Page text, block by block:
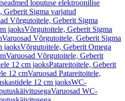
loputuse elektroonilise
Geberit Sigma varjatud
Võrgutoitele, Geberit Sigma
jaoksVõrgutoitele, Geberit Sigma
Varuosad Võrgutoitele, Geberit Sigma
jaoksVõrgutoitele, Geberit Omega
Varuosad Võrgutoitele, Geberit
12 cm jaoksPatareitoitele, Geberit
12 cmVaruosad Patareitoitele,
12 cm jaoksWC-
Varuosad WC-